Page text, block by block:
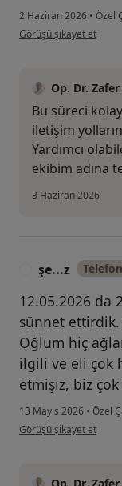
2 Haziran 2026 • Özel
kullanıcının görüşüne
Görüşü şikayet et
Op. Dr.
Bu süreci
iletişim
Yardımcı
ekibim adına
3 Haziran 2026
şe...z
12.05.2026 da
sünnet
Oğlum hiç
ilgili ve eli çok
etmişiz, biz
13 Mayıs 2026 • Özel
kullanıcının görüşüne
Görüşü şikayet et